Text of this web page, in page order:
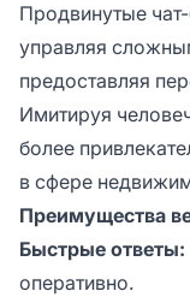
Продвинутые
управляя
предоставляя
Имитируя
более
в сфере
Преимущества
Быстрые ответы:
оперативно.